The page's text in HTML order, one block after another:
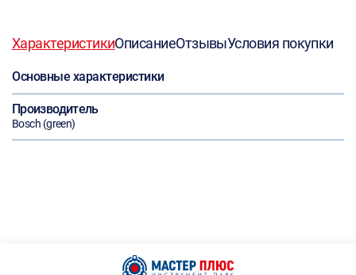
ХарактеристикиОписаниеОтзывыУсловия покупки
Основные характеристики
Производитель
Bosch (green)